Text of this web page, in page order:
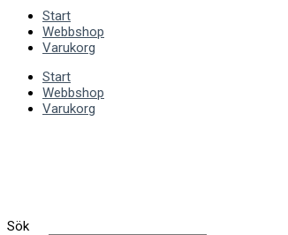
Start
Webbshop
Varukorg
Start
Webbshop
Varukorg
Sök